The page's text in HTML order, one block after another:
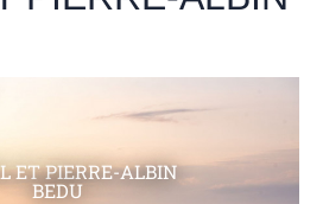
ET PIERRE-ALBIN
BEDU